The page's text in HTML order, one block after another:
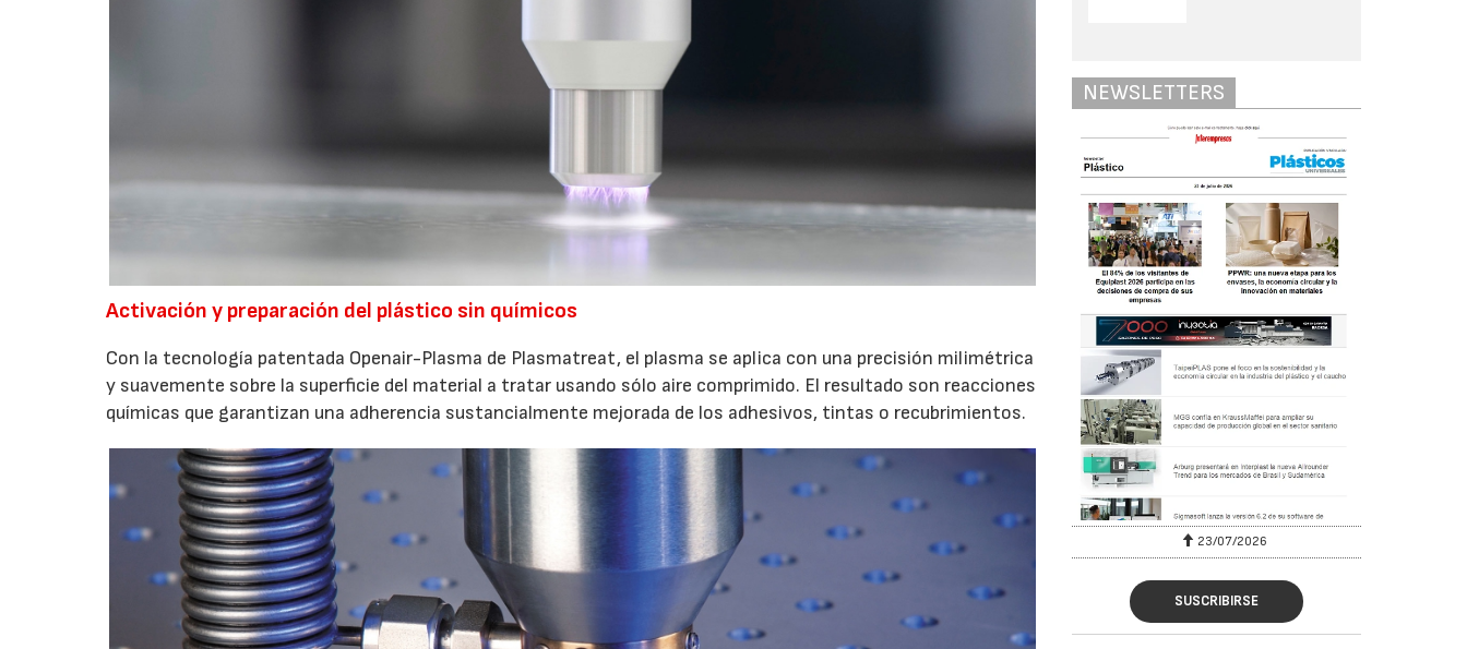
Activación y preparación del plástico sin químicos
Con la tecnología patentada Openair-Plasma de Plasmatreat, el plasma se aplica con una precisión milimétrica
y suavemente sobre la superficie del material a tratar usando sólo aire comprimido. El resultado son reacciones
químicas que garantizan una adherencia sustancialmente mejorada de los adhesivos, tintas o recubrimientos.
NEWSLETTERS
23/07/2026 30/07/2026 23/07/2026
SUSCRIBIRSE